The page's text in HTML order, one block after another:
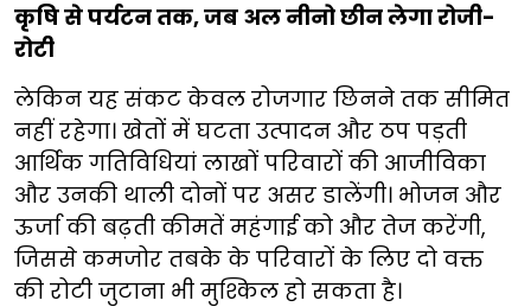
कृषि से पर्यटन तक, जब अल नीनो छीन लेगा रोजी-
रोटी
लेकिन यह संकट केवल रोजगार छिनने तक सीमित
नहीं रहेगा। खेतों में घटता उत्पादन और ठप पड़ती
आर्थिक गतिविधियां लाखों परिवारों की आजीविका
और उनकी थाली दोनों पर असर डालेंगी। भोजन और
ऊर्जा की बढ़ती कीमतें महंगाई को और तेज करेंगी,
जिससे कमजोर तबके के परिवारों के लिए दो वक्त
की रोटी जुटाना भी मुश्किल हो सकता है।